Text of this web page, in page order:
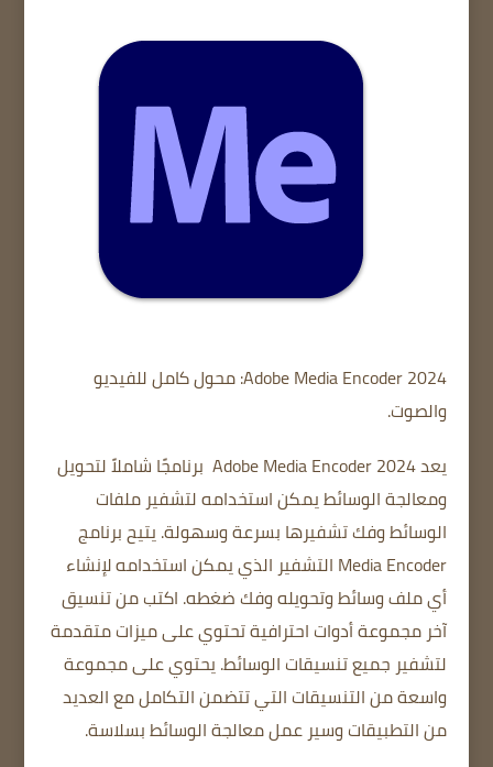
Adobe Media Encoder 2024: محول كامل للفيديو
والصوت.
يعد Adobe Media Encoder 2024
برنامجًا شاملاً لتحويل
ومعالجة الوسائط يمكن استخدامه لتشفير ملفات
الوسائط وفك تشفيرها بسرعة وسهولة.يتيح برنامج
Media Encoder التشفير الذي يمكن استخدامه لإنشاء
أي ملف وسائط وتحويله وفك ضغطه. اكتب من تنسيق
آخرمجموعة أدوات احترافية تحتوي على ميزات متقدمة
لتشفير جميع تنسيقات الوسائط.يحتوي على مجموعة
واسعة من التنسيقات التي تتضمن التكامل مع العديد
من التطبيقات وسير عمل معالجة الوسائط بسلاسة.